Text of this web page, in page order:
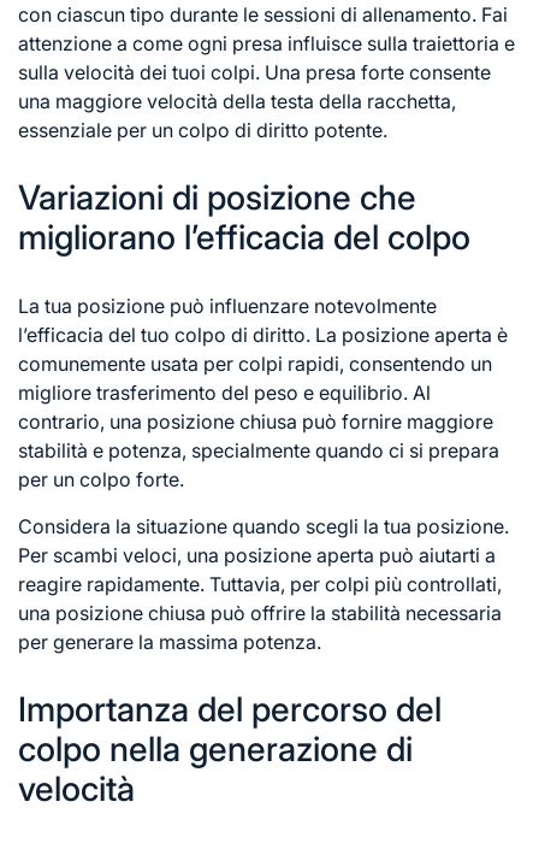
con ciascun tipo durante le sessioni di allenamento. Fai
attenzione a come ogni presa influisce sulla traiettoria e
sulla velocità dei tuoi colpi. Una presa forte consente
una maggiore velocità della testa della racchetta,
essenziale per un colpo di diritto potente.
Variazioni di posizione che
migliorano l’efficacia del colpo
La tua posizione può influenzare notevolmente
l’efficacia del tuo colpo di diritto. La posizione aperta è
comunemente usata per colpi rapidi, consentendo un
migliore trasferimento del peso e equilibrio. Al
contrario, una posizione chiusa può fornire maggiore
stabilità e potenza, specialmente quando ci si prepara
per un colpo forte.
Considera la situazione quando scegli la tua posizione.
Per scambi veloci, una posizione aperta può aiutarti a
reagire rapidamente. Tuttavia, per colpi più controllati,
una posizione chiusa può offrire la stabilità necessaria
per generare la massima potenza.
Importanza del percorso del
colpo nella generazione di
velocità